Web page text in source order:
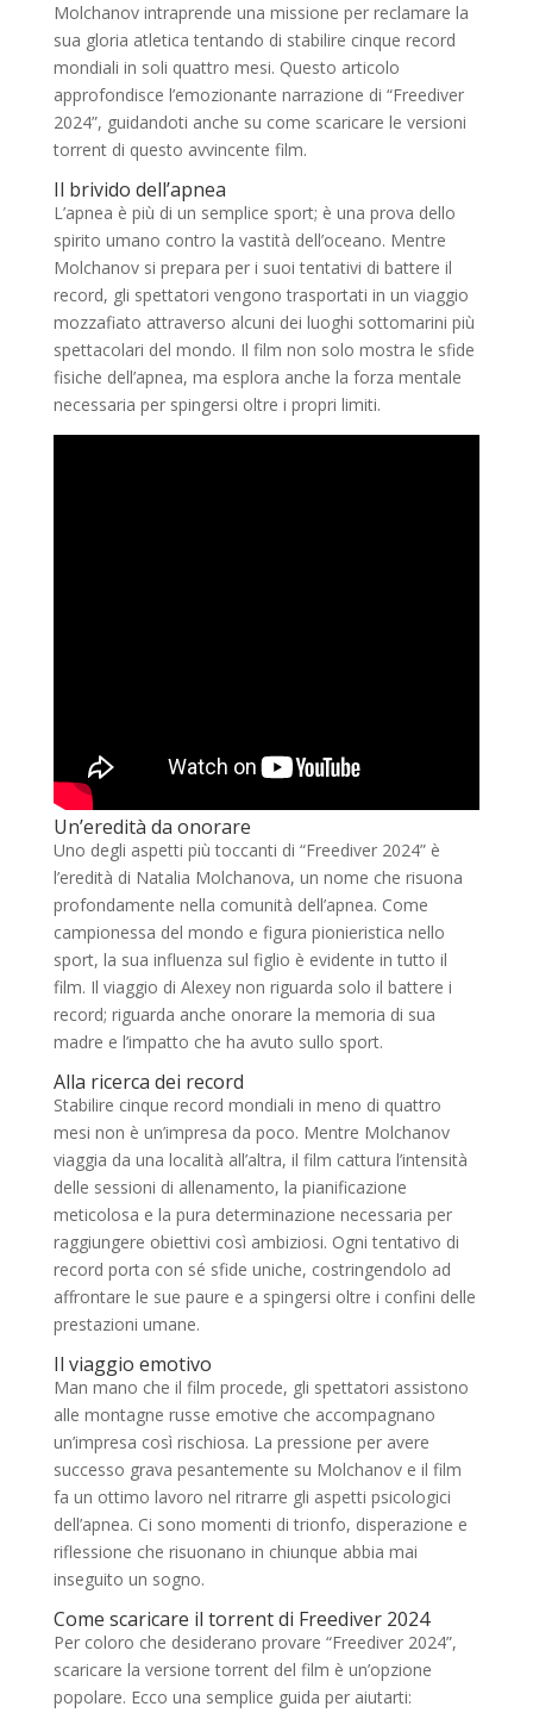
Molchanov intraprende una missione per reclamare la
sua gloria atletica tentando di stabilire cinque record
mondiali in soli quattro mesi. Questo articolo
approfondisce l’emozionante narrazione di “Freediver
2024”, guidandoti anche su come scaricare le versioni
torrent di questo avvincente film.
Il brivido dell’apnea
L’apnea è più di un semplice sport; è una prova dello
spirito umano contro la vastità dell’oceano. Mentre
Molchanov si prepara per i suoi tentativi di battere il
record, gli spettatori vengono trasportati in un viaggio
mozzafiato attraverso alcuni dei luoghi sottomarini più
spettacolari del mondo. Il film non solo mostra le sfide
fisiche dell’apnea, ma esplora anche la forza mentale
necessaria per spingersi oltre i propri limiti.
Un’eredità da onorare
Uno degli aspetti più toccanti di “Freediver 2024” è
l’eredità di Natalia Molchanova, un nome che risuona
profondamente nella comunità dell’apnea. Come
campionessa del mondo e figura pionieristica nello
sport, la sua influenza sul figlio è evidente in tutto il
film. Il viaggio di Alexey non riguarda solo il battere i
record; riguarda anche onorare la memoria di sua
madre e l’impatto che ha avuto sullo sport.
Alla ricerca dei record
Stabilire cinque record mondiali in meno di quattro
mesi non è un’impresa da poco. Mentre Molchanov
viaggia da una località all’altra, il film cattura l’intensità
delle sessioni di allenamento, la pianificazione
meticolosa e la pura determinazione necessaria per
raggiungere obiettivi così ambiziosi. Ogni tentativo di
record porta con sé sfide uniche, costringendolo ad
affrontare le sue paure e a spingersi oltre i confini delle
prestazioni umane.
Il viaggio emotivo
Man mano che il film procede, gli spettatori assistono
alle montagne russe emotive che accompagnano
un’impresa così rischiosa. La pressione per avere
successo grava pesantemente su Molchanov e il film
fa un ottimo lavoro nel ritrarre gli aspetti psicologici
dell’apnea. Ci sono momenti di trionfo, disperazione e
riflessione che risuonano in chiunque abbia mai
inseguito un sogno.
Come scaricare il torrent di Freediver 2024
Per coloro che desiderano provare “Freediver 2024”,
scaricare la versione torrent del film è un’opzione
popolare. Ecco una semplice guida per aiutarti: